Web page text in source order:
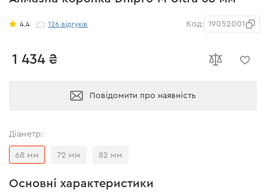
4.4 126 відгуків Код: 19052001
1 434 ₴
Повідомити про наявність
Діаметр:
68 мм 72 мм 82 мм
Основні характеристики